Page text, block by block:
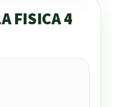
FISICA 4